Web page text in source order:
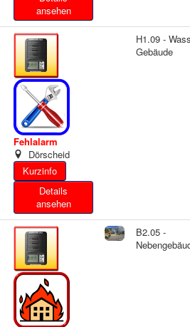
ansehen
Fehlalarm
Dörscheid
Details
ansehen
H1.09 -
Gebäude
B2.05 -